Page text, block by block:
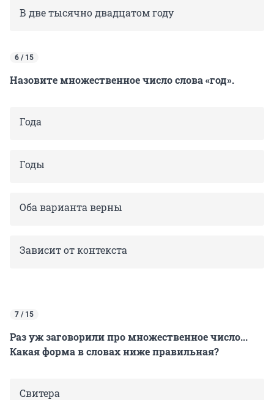
В две тысячно двадцатом году
6 / 15
Назовите множественное число слова «год».
Года
Годы
Оба варианта верны
Зависит от контекста
7 / 15
Раз уж заговорили про множественное число...
Какая форма в словах ниже правильная?
Свитера